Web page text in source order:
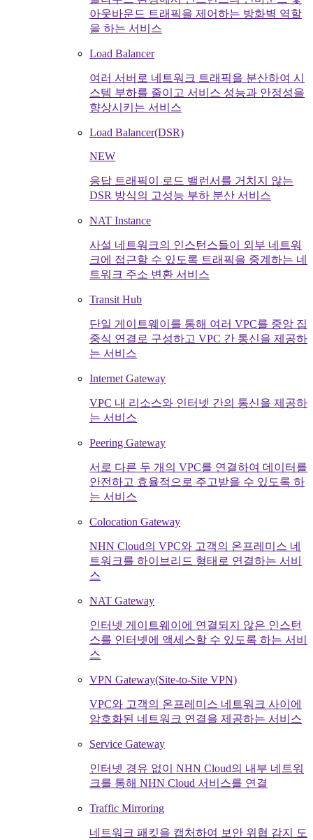
아웃바운드 트래픽을 제어하는 방화벽 역할
을 하는 서비스
Load Balancer
여러 서버로 네트워크 트래픽을 분산하여 시
스템 부하를 줄이고 서비스 성능과 안정성을
향상시키는 서비스
Load Balancer(DSR)
NEW
응답 트래픽이 로드 밸런서를 거치지 않는
DSR 방식의 고성능 부하 분산 서비스
NAT Instance
사설 네트워크의 인스턴스들이 외부 네트워
크에 접근할 수 있도록 트래픽을 중계하는 네
트워크 주소 변환 서비스
Transit Hub
단일 게이트웨이를 통해 여러 VPC를 중앙 집
중식 연결로 구성하고 VPC 간 통신을 제공하
는 서비스
Internet Gateway
VPC 내 리소스와 인터넷 간의 통신을 제공하
는 서비스
Peering Gateway
서로 다른 두 개의 VPC를 연결하여 데이터를
안전하고 효율적으로 주고받을 수 있도록 하
는 서비스
Colocation Gateway
NHN Cloud의 VPC와 고객의 온프레미스 네
트워크를 하이브리드 형태로 연결하는 서비
스
NAT Gateway
인터넷 게이트웨이에 연결되지 않은 인스턴
스를 인터넷에 액세스할 수 있도록 하는 서비
스
VPN Gateway(Site-to-Site VPN)
VPC와 고객의 온프레미스 네트워크 사이에
암호화된 네트워크 연결을 제공하는 서비스
Service Gateway
인터넷 경유 없이 NHN Cloud의 내부 네트워
크를 통해 NHN Cloud 서비스를 연결
Traffic Mirroring
네트워크 패킷을 캡처하여 보안 위협 감지 도